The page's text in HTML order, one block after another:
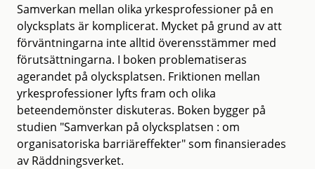
Samverkan mellan olika yrkesprofessioner på en
olycksplats är komplicerat. Mycket på grund av att
förväntningarna inte alltid överensstämmer med
förutsättningarna. I boken problematiseras
agerandet på olycksplatsen. Friktionen mellan
yrkesprofessioner lyfts fram och olika
beteendemönster diskuteras. Boken bygger på
studien "Samverkan på olycksplatsen : om
organisatoriska barriäreffekter" som finansierades
av Räddningsverket.